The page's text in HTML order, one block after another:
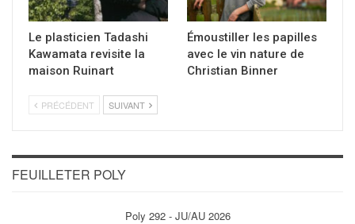
Le plasticien Tadashi
Kawamata revisite la
maison Ruinart
Émoustiller les papilles
avec le vin nature de
Christian Binner
PRÉCÉDENT SUIVANT
FEUILLETER POLY
Poly 292 - JU/AU 2026